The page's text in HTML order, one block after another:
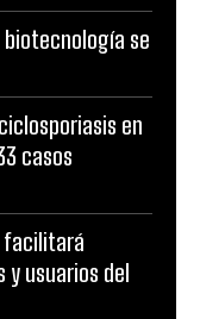
se
en
casos
facilitará
usuarios del